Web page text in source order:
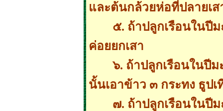
และต้นกล้วยห่อที่ปลายเ
๕. ถ้าปลูกเรือนในปีม
ค่อยยกเสา
๖. ถ้าปลูกเรือนในปีม
นั้นเอาข้าว ๓ กระทง ธูป
๗. ถ้าปลูกเรือนในปี